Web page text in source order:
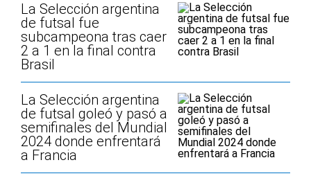
La Selección argentina
de futsal fue
subcampeona tras caer
2 a 1 en la final contra
Brasil
La Selección argentina
de futsal goleó y pasó a
semifinales del Mundial
2024 donde enfrentará
a Francia